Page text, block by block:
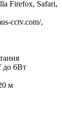
Firefox, Safari,
cctv.com/,
до 6Вт
м